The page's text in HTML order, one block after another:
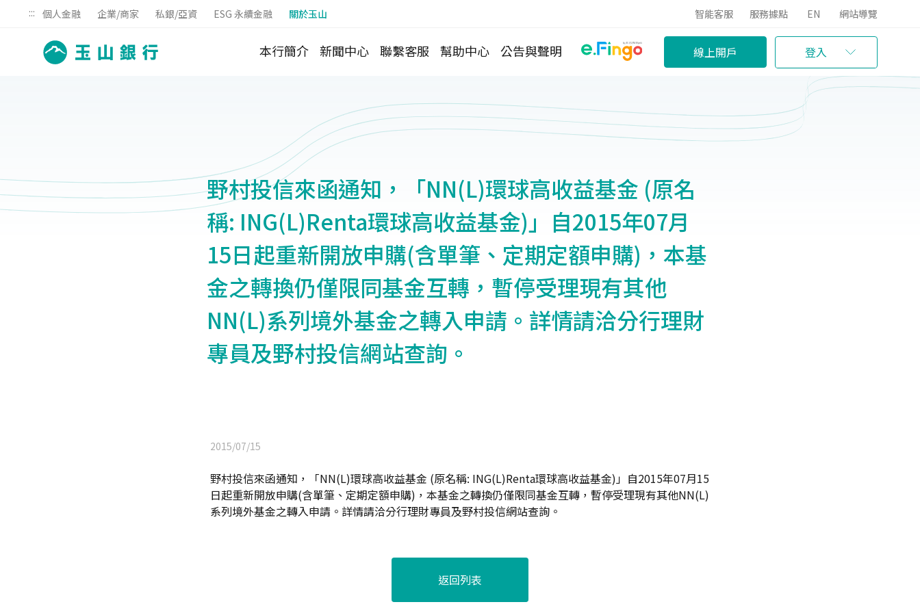
::: 個人金融 企業/商家 私銀/亞資 ESG 永續金融 關於玉山 智能客服 服務據點 EN 網站導覽
本行簡介 新聞中心 聯繫客服 幫助中心 公告與聲明 線上開戶 登入
野村投信來函通知，「NN(L)環球高收益基金 (原名
稱: ING(L)Renta環球高收益基金)」自2015年07月
15日起重新開放申購(含單筆、定期定額申購)，本基
金之轉換仍僅限同基金互轉，暫停受理現有其他
NN(L)系列境外基金之轉入申請。詳情請洽分行理財
專員及野村投信網站查詢。
2015/07/15
野村投信來函通知，「NN(L)環球高收益基金 (原名稱: ING(L)Renta環球高收益基金)」自2015年07月15
日起重新開放申購(含單筆、定期定額申購)，本基金之轉換仍僅限同基金互轉，暫停受理現有其他NN(L)
系列境外基金之轉入申請。詳情請洽分行理財專員及野村投信網站查詢。
返回列表